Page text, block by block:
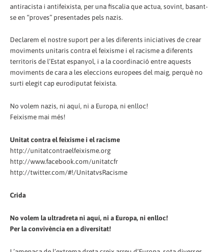
antiracista i antifeixista, per una fiscalia que actua, sovint, basant-
se en “proves” presentades pels nazis.
Declarem el nostre suport per a les diferents iniciatives de crear
moviments unitaris contra el feixisme i el racisme a diferents
territoris de l’Estat espanyol, i a la coordinació entre aquests
moviments de cara a les eleccions europees del maig, perquè no
surti elegit cap eurodiputat feixista.
No volem nazis, ni aquí, ni a Europa, ni enlloc!
Feixisme mai més!
Unitat contra el feixisme i el racisme
http://unitatcontraelfeixisme.org
http://www.facebook.com/unitatcfr
http://twitter.com/#!/UnitatvsRacisme
Crida
No volem la ultradreta ni aquí, ni a Europa, ni enlloc!
Per la convivència en a diversitat!